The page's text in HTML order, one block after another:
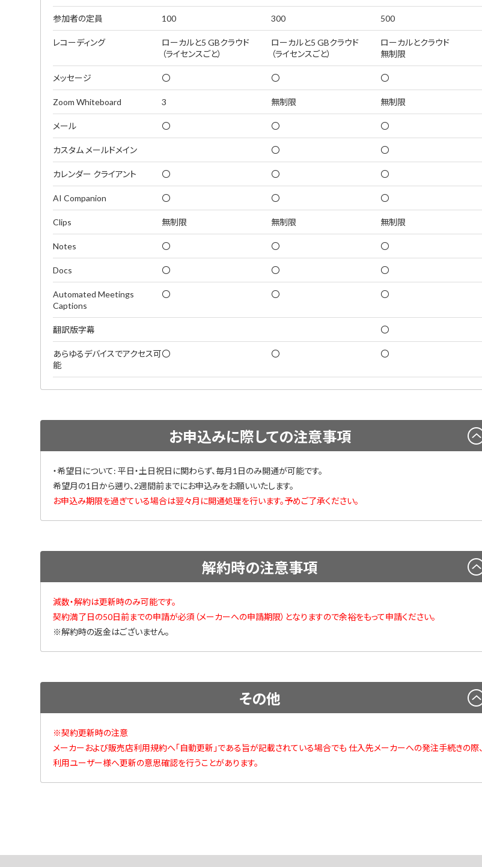
参加者の定員 100 300 500
レコーディング
ローカルと5 GBクラウド
（ライセンスごと）
ローカルと5 GBクラウド
（ライセンスごと）
ローカルとクラウド
無制限
メッセージ 〇 〇 〇
Zoom Whiteboard 3 無制限 無制限
メール 〇 〇 〇
カスタム メールドメイン 〇 〇
カレンダー クライアント 〇 〇 〇
AI Companion 〇 〇 〇
Clips 無制限 無制限 無制限
Notes 〇 〇 〇
Docs 〇 〇 〇
Automated Meetings
Captions
〇 〇 〇
翻訳版字幕 〇
あらゆるデバイスでアクセス可
能
〇 〇 〇
お申込みに際しての注意事項
・希望日について: 平日・土日祝日に関わらず、毎月1日のみ開通が可能です。
希望月の1日から遡り、2週間前までにお申込みをお願いいたします。
お申込み期限を過ぎている場合は翌々月に開通処理を行います。予めご了承ください。
解約時の注意事項
減数・解約は更新時のみ可能です。
契約満了日の50日前までの申請が必須（メーカーへの申請期限）となりますので余裕をもって申請ください。
※解約時の返金はございません。
その他
※契約更新時の注意
メーカーおよび販売店利用規約へ「自動更新」である旨が記載されている場合でも 仕入先メーカーへの発注手続きの際、
利用ユーザー様へ更新の意思確認を行うことがあります。